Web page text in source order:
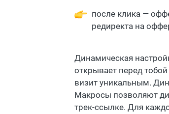
после клика —
редиректа на
Динамическая
открывает перед
визит уникальным.
Макросы позволяют
трек-ссылке. Для